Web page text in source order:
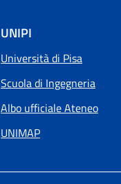
UNIPI
Università di Pisa
Scuola di Ingegneria
Albo ufficiale Ateneo
UNIMAP